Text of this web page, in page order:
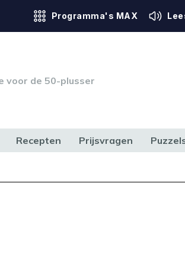
Programma's MAX
voor de 50-plusser
Recepten Prijsvragen
niet
voordoen,